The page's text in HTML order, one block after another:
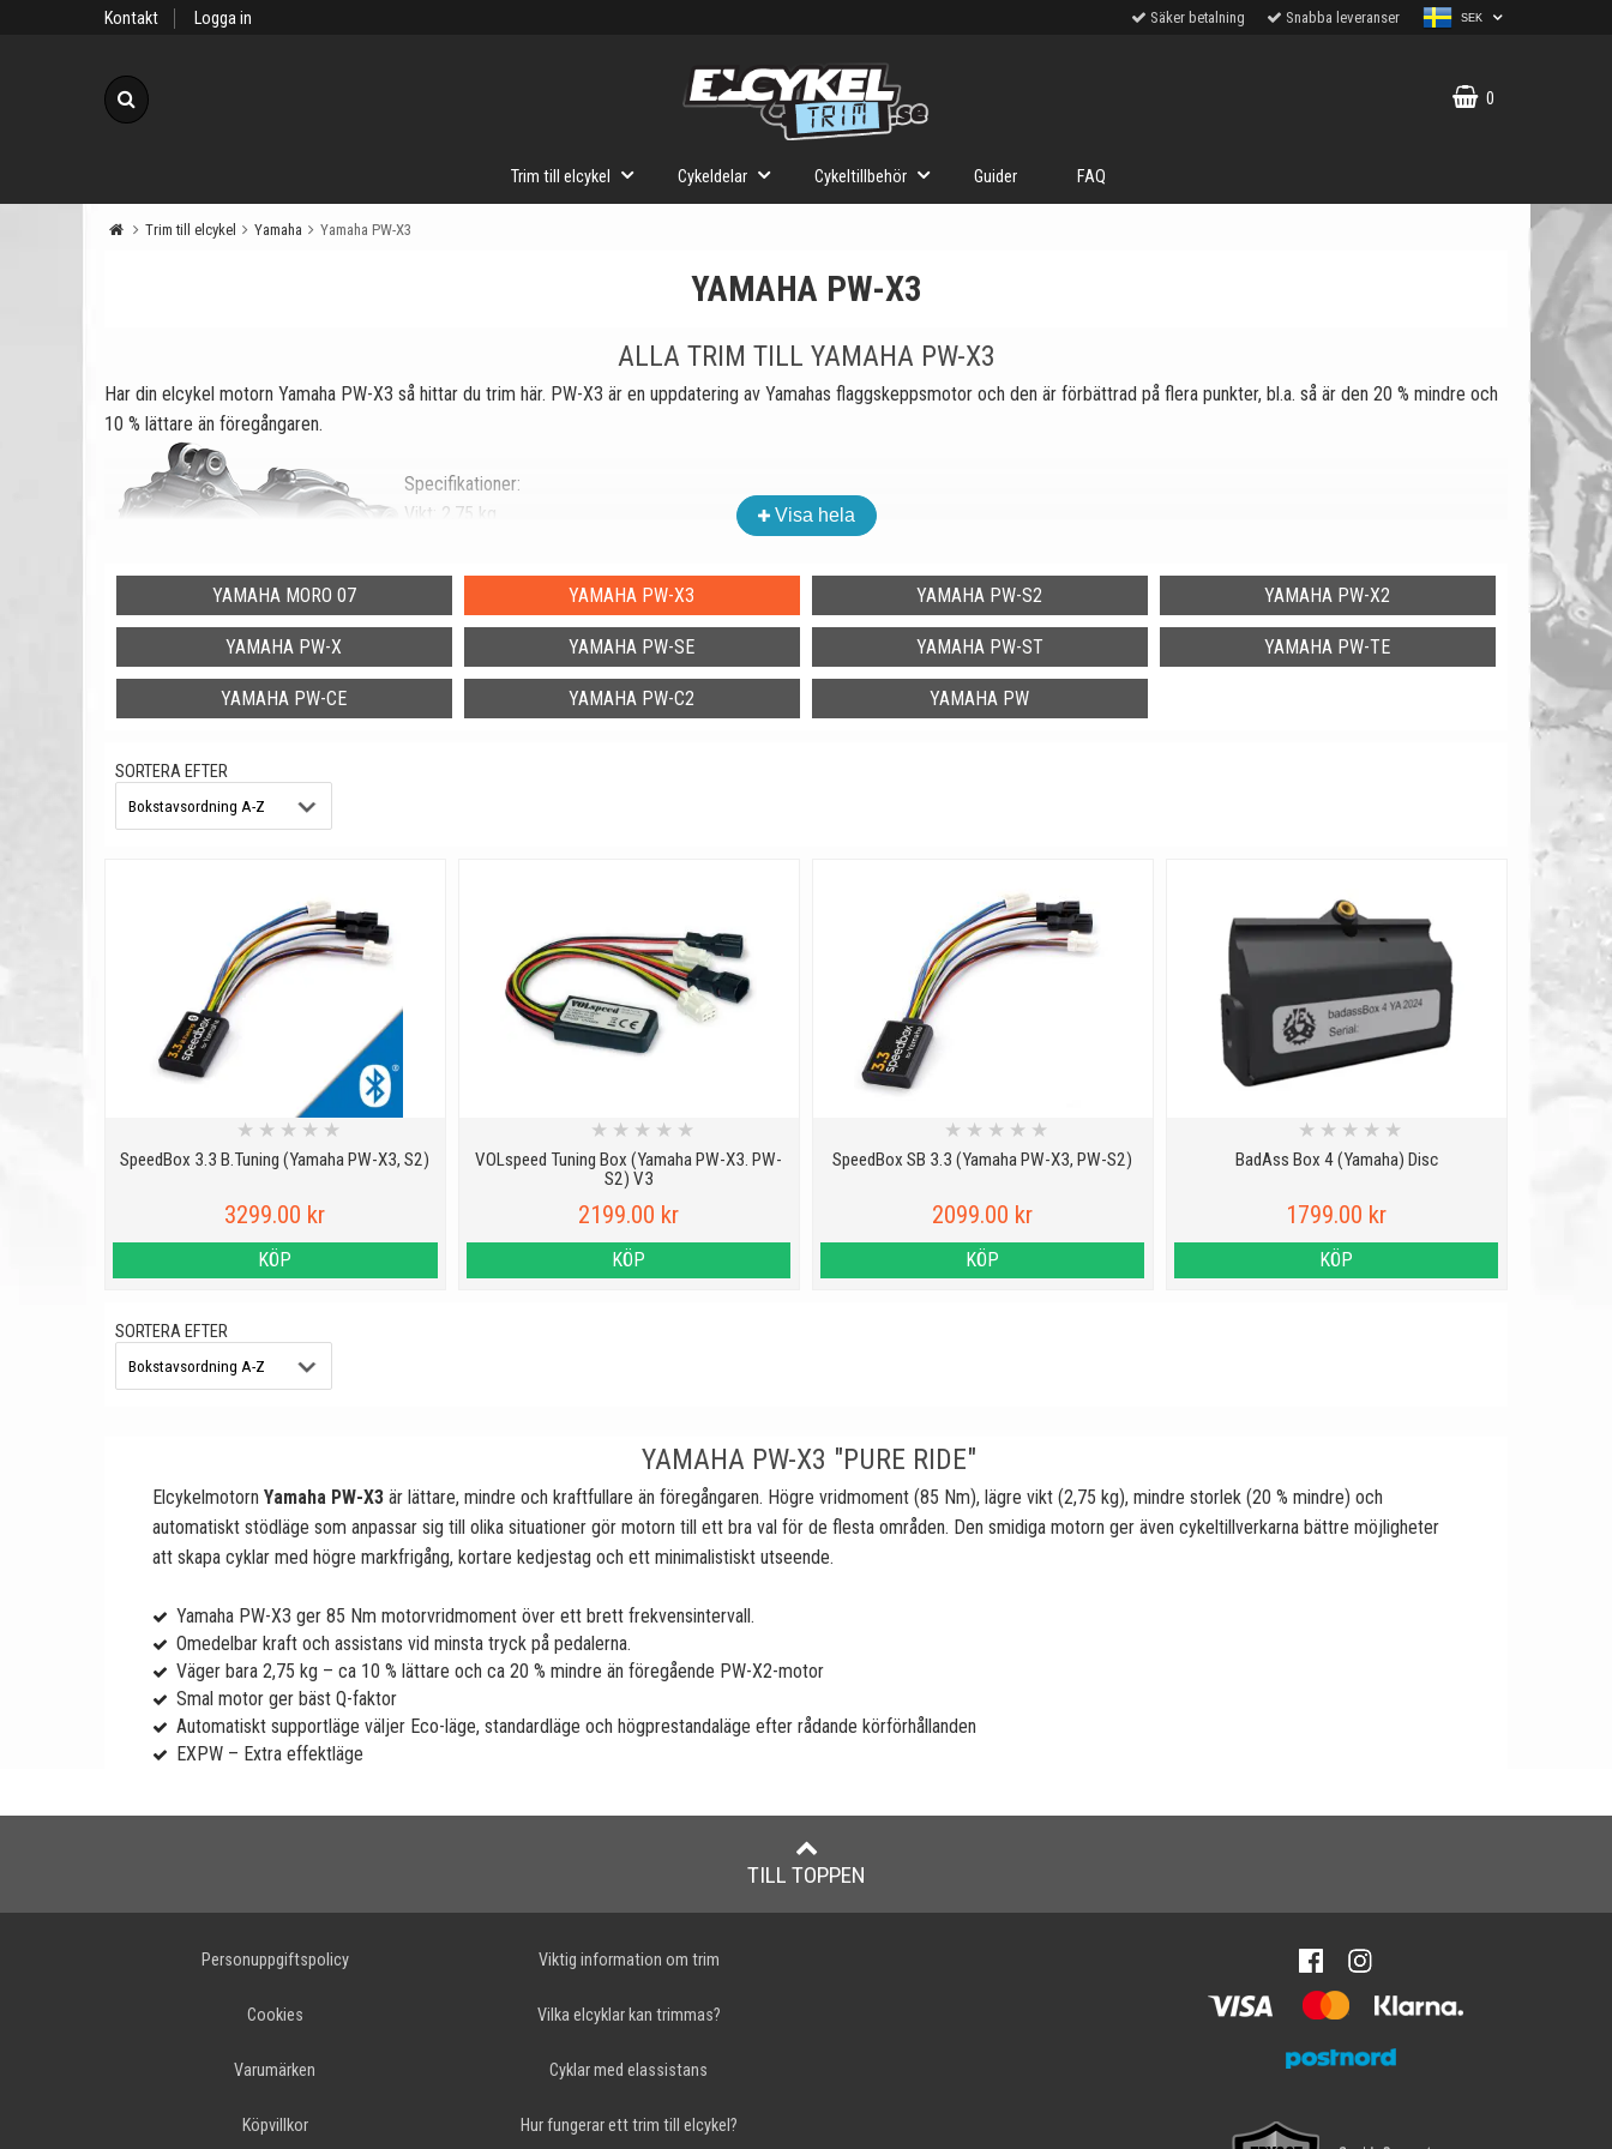
Kontakt Logga in Säker betalning Snabba leveranser SEK
0
Trim till elcykel Cykeldelar Cykeltillbehör Guider FAQ
Trim till elcykel Yamaha Yamaha PW-X3
YAMAHA PW-X3
ALLA TRIM TILL YAMAHA PW-X3
Har din elcykel motorn Yamaha PW-X3 så hittar du trim här. PW-X3 är en uppdatering av Yamahas flaggskeppsmotor och den är förbättrad på flera punkter, bl.a. så är den 20 % mindre och
10 % lättare än föregångaren.
Specifikationer:
Vikt: 2,75 kg
Maximalt vridmoment: 85 Nm
Assistanslägen: EXPW, HIGH, STD, ECO and +ECO
Visa hela
YAMAHA MORO 07 YAMAHA PW-X3 YAMAHA PW-S2 YAMAHA PW-X2
YAMAHA PW-X YAMAHA PW-SE YAMAHA PW-ST YAMAHA PW-TE
YAMAHA PW-CE YAMAHA PW-C2 YAMAHA PW
SORTERA EFTER
SpeedBox 3.3 B.Tuning (Yamaha PW-X3, S2)
★ ★ ★ ★ ★
3299.00 kr
KÖP
VOLspeed Tuning Box (Yamaha PW-X3. PW-
S2) V3
★ ★ ★ ★ ★
2199.00 kr
KÖP
SpeedBox SB 3.3 (Yamaha PW-X3, PW-S2)
★ ★ ★ ★ ★
2099.00 kr
KÖP
BadAss Box 4 (Yamaha) Disc
★ ★ ★ ★ ★
1799.00 kr
KÖP
SORTERA EFTER
YAMAHA PW-X3 "PURE RIDE"
Elcykelmotorn Yamaha PW-X3 är lättare, mindre och kraftfullare än föregångaren. Högre vridmoment (85 Nm), lägre vikt (2,75 kg), mindre storlek (20 % mindre) och
automatiskt stödläge som anpassar sig till olika situationer gör motorn till ett bra val för de flesta områden. Den smidiga motorn ger även cykeltillverkarna bättre möjligheter
att skapa cyklar med högre markfrigång, kortare kedjestag och ett minimalistiskt utseende.
Yamaha PW-X3 ger 85 Nm motorvridmoment över ett brett frekvensintervall.
Omedelbar kraft och assistans vid minsta tryck på pedalerna.
Väger bara 2,75 kg – ca 10 % lättare och ca 20 % mindre än föregående PW-X2-motor
Smal motor ger bäst Q-faktor
Automatiskt supportläge väljer Eco-läge, standardläge och högprestandaläge efter rådande körförhållanden
EXPW – Extra effektläge
TILL TOPPEN
Personuppgiftspolicy
Cookies
Varumärken
Köpvillkor
Viktig information om trim
Vilka elcyklar kan trimmas?
Cyklar med elassistans
Hur fungerar ett trim till elcykel?